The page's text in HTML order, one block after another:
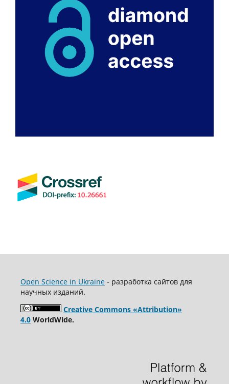
Open Science in Ukraine- разработка сайтов для
научных изданий.
Creative Commons «Attribution»
4.0WorldWide.